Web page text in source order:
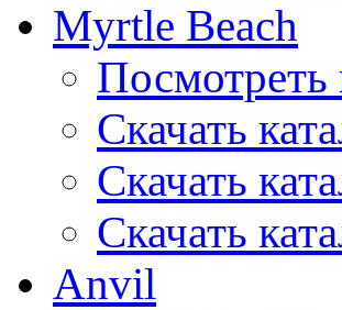
Myrtle Beach
Посмотреть
Скачать
Скачать
Скачать
Anvil